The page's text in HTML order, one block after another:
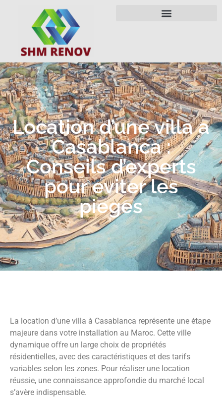
Location d’une villa a
Casablanca :
Conseils d’experts
pour eviter les
pieges
La location d’une villa à Casablanca représente une étape
majeure dans votre installation au Maroc. Cette ville
dynamique offre un large choix de propriétés
résidentielles, avec des caractéristiques et des tarifs
variables selon les zones. Pour réaliser une location
réussie, une connaissance approfondie du marché local
s’avère indispensable.